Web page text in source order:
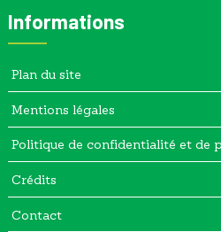
Informations
Plan du site
Mentions légales
Politique de confidentialité et de
Crédits
Contact